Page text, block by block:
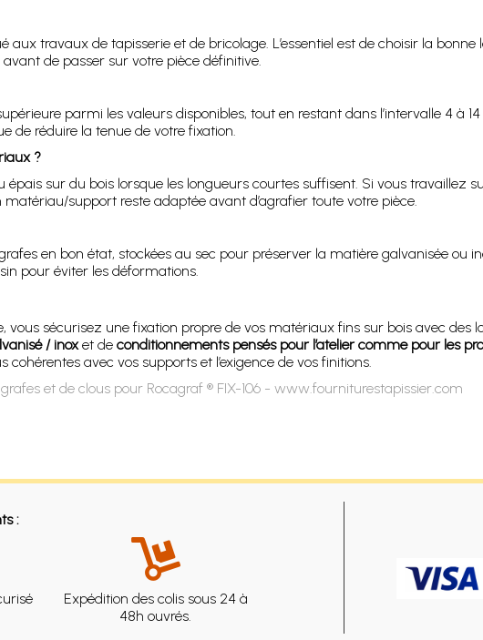
travaux de tapisserie et de bricolage. L’essentiel est de choisir la bonne
de passer sur votre pièce définitive.
parmi les valeurs disponibles, tout en restant dans l’intervalle 4 à
de réduire la tenue de votre fixation.
?
sur du bois lorsque les longueurs courtes suffisent. Si vous travaillez
support reste adaptée avant d’agrafier toute votre pièce.
en bon état, stockées au sec pour préserver la matière galvanisée ou
pour éviter les déformations.
vous sécurisez une fixation propre de vos matériaux fins sur bois avec des
/ inoxet de conditionnements pensés pour l’atelier comme pour les
avec vos supports et l’exigence de vos finitions.
et de clous pour Rocagraf ® FIX-106 - www.fourniturestapissier.com
:
Expédition des colis sous 24 à
48h ouvrés.